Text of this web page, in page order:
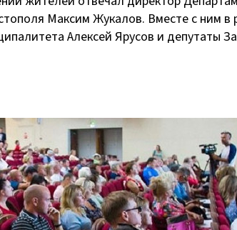
Максим Жукалов. Вместе с ним
Алексей Ярусов и депутаты